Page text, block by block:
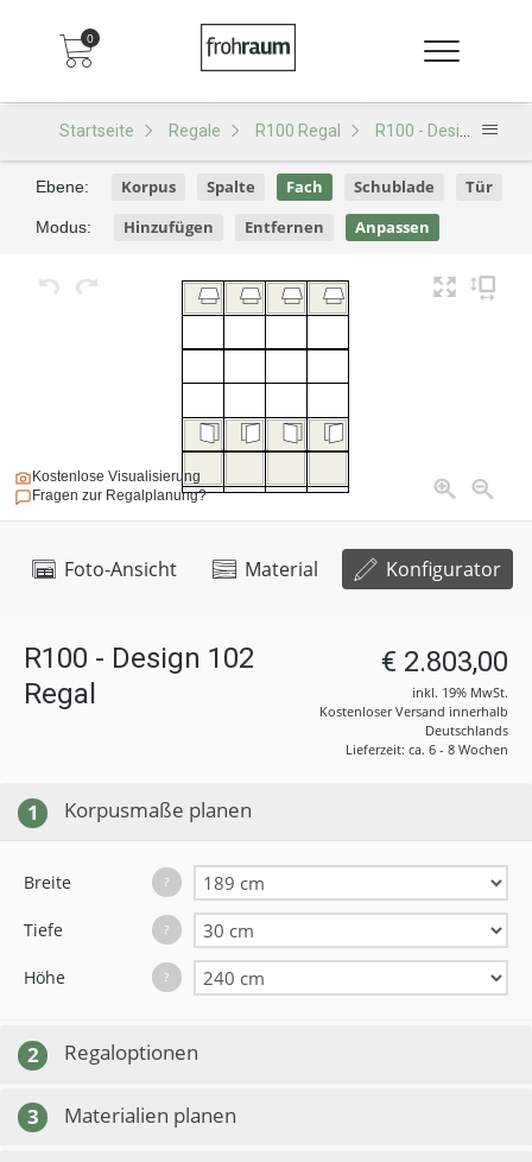
0
Startseite Regale R100 Regal R100 - Design 102
Foto-Ansicht Material Konfigurator
Kostenlose Visualisierung
Fragen zur Regalplanung?
Ebene: Korpus Spalte Fach Schublade Tür
Modus: Hinzufügen Entfernen Anpassen
R100 - Design 102
Regal
€ 2.803,00
inkl. 19% MwSt.
Kostenloser Versand innerhalb
Deutschlands
Lieferzeit: ca. 6 - 8 Wochen
1 Korpusmaße planen
Breite ?
Tiefe ?
Höhe ?
2 Regaloptionen
3 Materialien planen